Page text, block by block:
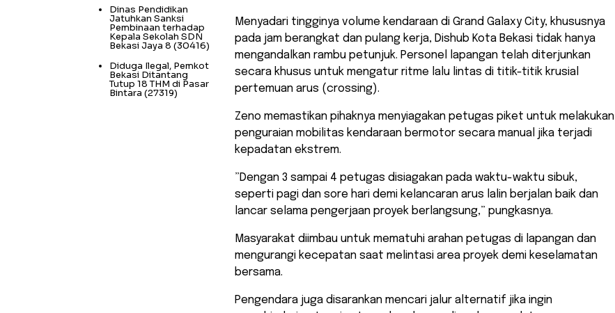
​Menyadari tingginya volume kendaraan di Grand Galaxy City, khususnya
pada jam berangkat dan pulang kerja, Dishub Kota Bekasi tidak hanya
mengandalkan rambu petunjuk. Personel lapangan telah diterjunkan
secara khusus untuk mengatur ritme lalu lintas di titik-titik krusial
pertemuan arus (crossing).
​Zeno memastikan pihaknya menyiagakan petugas piket untuk melakukan
penguraian mobilitas kendaraan bermotor secara manual jika terjadi
kepadatan ekstrem.
​”Dengan 3 sampai 4 petugas disiagakan pada waktu-waktu sibuk,
seperti pagi dan sore hari demi kelancaran arus lalin berjalan baik dan
lancar selama pengerjaan proyek berlangsung,” pungkasnya.
​Masyarakat diimbau untuk mematuhi arahan petugas di lapangan dan
mengurangi kecepatan saat melintasi area proyek demi keselamatan
bersama.
Pengendara juga disarankan mencari jalur alternatif jika ingin
Dinas Pendidikan
Jatuhkan Sanksi
Pembinaan terhadap
Kepala Sekolah SDN
Bekasi Jaya 8 (30416)
Diduga Ilegal, Pemkot
Bekasi Ditantang
Tutup 18 THM di Pasar
Bintara (27319)